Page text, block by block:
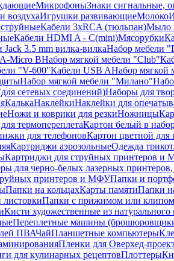
МикрофоныЗнаки сигнальные,
воздухаИгрушки развивающиеМолоко
Кабели 3xRCA (тюльпан)Мыло
Кабели HDMI A - C(mini)Мясорубки
Jack 3.5 mm вилка-вилкаНабор мебели
Micro BНабор мягкой мебели "Club"
"V-600"Кабели USB AНабор мягкой
Набор мягкой мебели "Милано"
сетевых соединений)Наборы для
КалькаНаклейкиНаклейки для
Ножи и коврики для резкиНожницы
термопереплетаКартон белый в
для телефоновКартон цветной для
Картриджи аэрозольныеОдежда
Картриджи для струйных принтеров и
для черно-белых лазерных
принтеров и МФУПапки и
Папки на кольцахКарты памятиПапки
листовкиПапки с прижимом или клипом
Кисти художественные из натурального
Переплетные машины
ПВАЧайПланшетные компьютеры
Пленки для Оверхед-
для кулинарных рецептовПлоттеры